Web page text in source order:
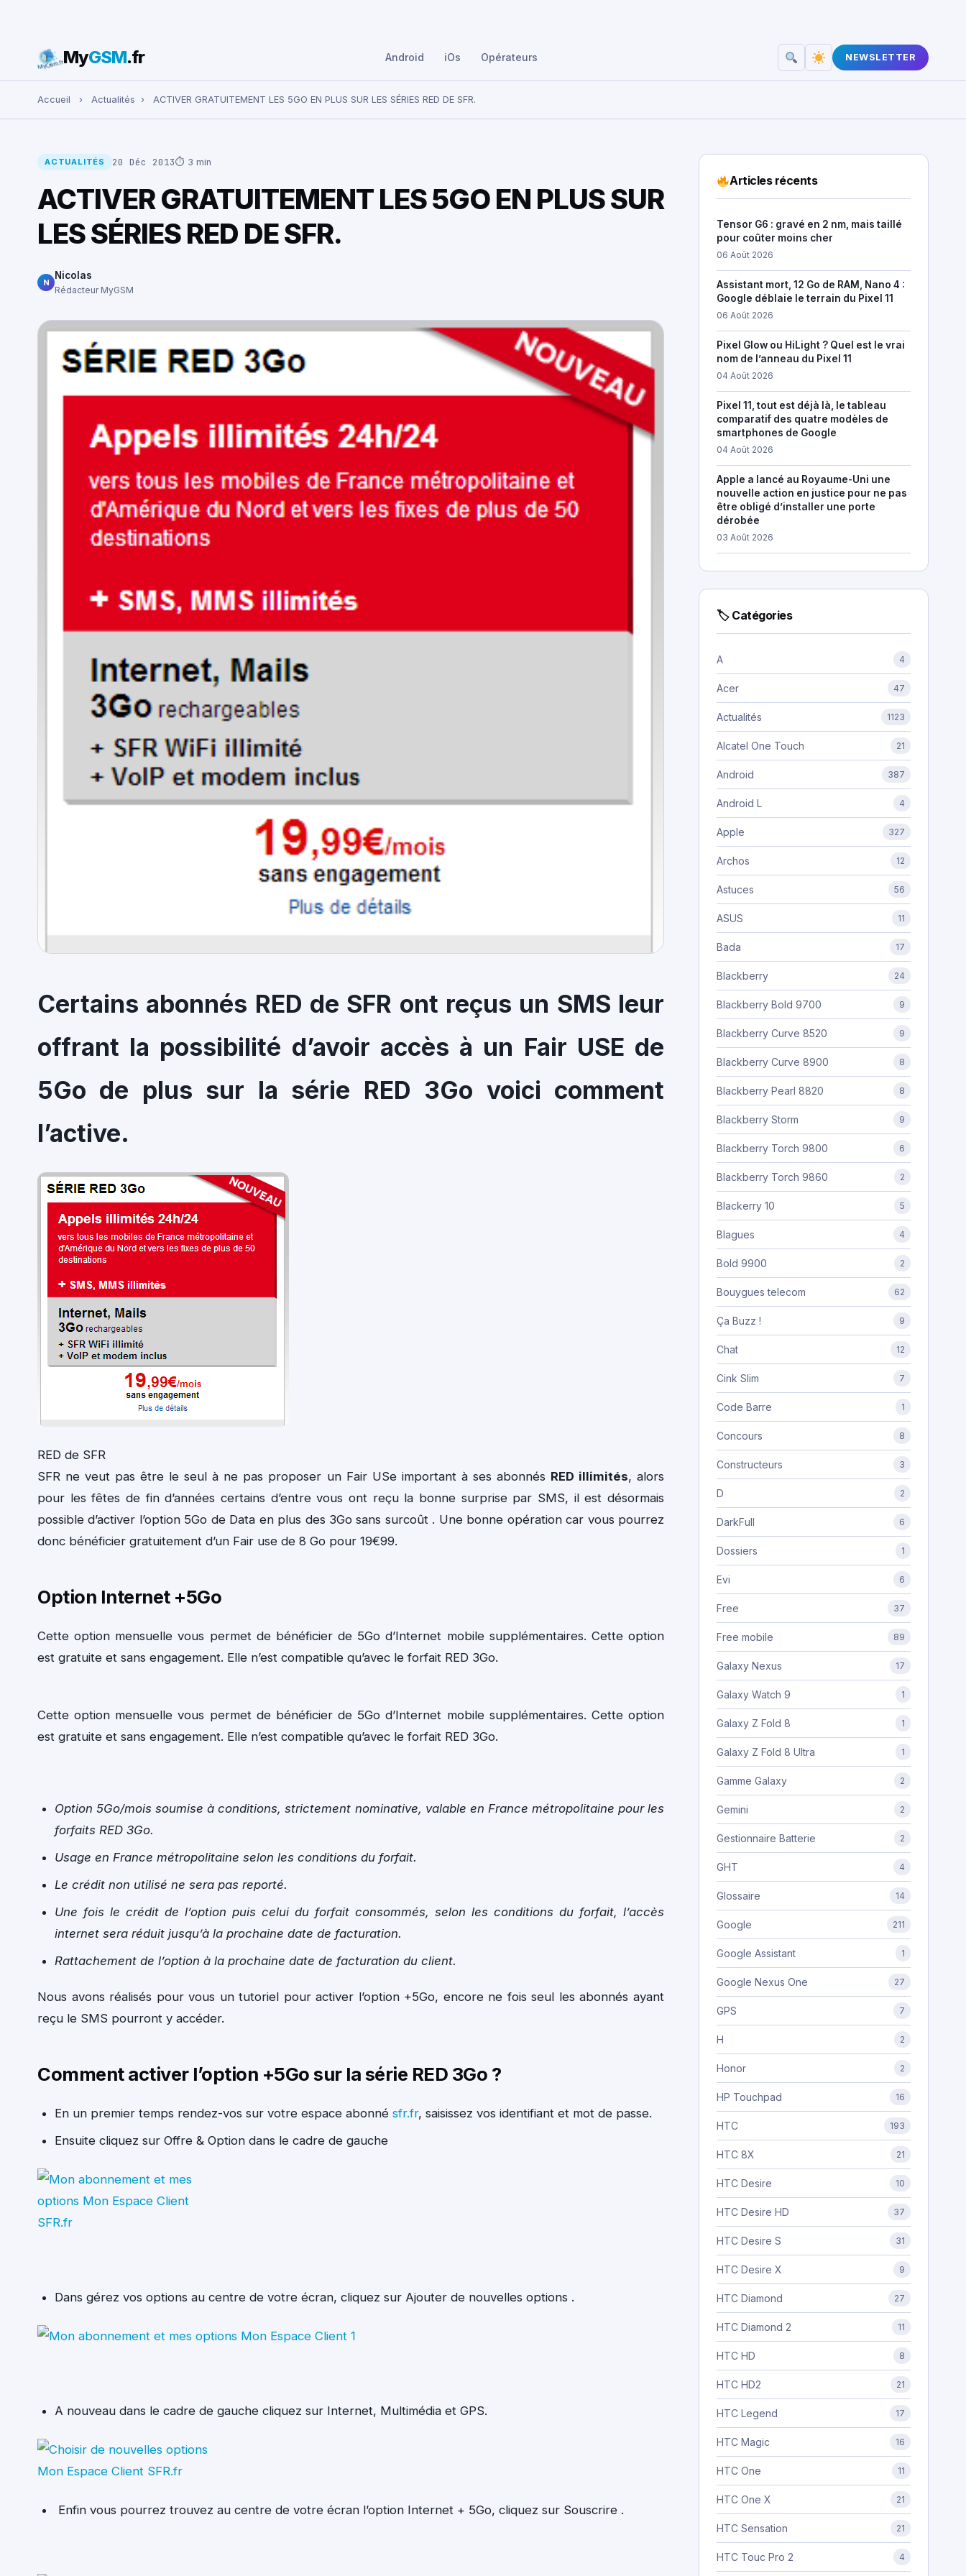
Rechercher :
MyGSM.fr Android iOs Opérateurs NEWSLETTER
Accueil › Actualités › ACTIVER GRATUITEMENT LES 5GO EN PLUS SUR LES SÉRIES RED DE SFR.
ACTUALITÉS 20 Déc 2013⏱ 3 min
ACTIVER GRATUITEMENT LES 5GO EN PLUS SUR
LES SÉRIES RED DE SFR.
N
Nicolas
Rédacteur MyGSM
Certains abonnés RED de SFR ont reçus un SMS leur
offrant la possibilité d’avoir accès à un Fair USE de
5Go de plus sur la série RED 3Go voici comment
l’active.
RED de SFR
SFR ne veut pas être le seul à ne pas proposer un Fair USe important à ses abonnés RED illimités, alors
pour les fêtes de fin d’années certains d’entre vous ont reçu la bonne surprise par SMS, il est désormais
possible d’activer l’option 5Go de Data en plus des 3Go sans surcoût . Une bonne opération car vous pourrez
donc bénéficier gratuitement d’un Fair use de 8 Go pour 19€99.
Option Internet +5Go
Cette option mensuelle vous permet de bénéficier de 5Go d’Internet mobile supplémentaires. Cette option
est gratuite et sans engagement. Elle n’est compatible qu’avec le forfait RED 3Go.
Cette option mensuelle vous permet de bénéficier de 5Go d’Internet mobile supplémentaires. Cette option
est gratuite et sans engagement. Elle n’est compatible qu’avec le forfait RED 3Go.
Option 5Go/mois soumise à conditions, strictement nominative, valable en France métropolitaine pour les
forfaits RED 3Go.
Usage en France métropolitaine selon les conditions du forfait.
Le crédit non utilisé ne sera pas reporté.
Une fois le crédit de l’option puis celui du forfait consommés, selon les conditions du forfait, l’accès
internet sera réduit jusqu’à la prochaine date de facturation.
Rattachement de l’option à la prochaine date de facturation du client.
Nous avons réalisés pour vous un tutoriel pour activer l’option +5Go, encore ne fois seul les abonnés ayant
reçu le SMS pourront y accéder.
Comment activer l’option +5Go sur la série RED 3Go ?
En un premier temps rendez-vos sur votre espace abonné sfr.fr, saisissez vos identifiant et mot de passe.
Ensuite cliquez sur Offre & Option dans le cadre de gauche
Dans gérez vos options au centre de votre écran, cliquez sur Ajouter de nouvelles options .
A nouveau dans le cadre de gauche cliquez sur Internet, Multimédia et GPS.
Enfin vous pourrez trouvez au centre de votre écran l’option Internet + 5Go, cliquez sur Souscrire .
Articles récents
Tensor G6 : gravé en 2 nm, mais taillé
pour coûter moins cher
06 Août 2026
Assistant mort, 12 Go de RAM, Nano 4 :
Google déblaie le terrain du Pixel 11
06 Août 2026
Pixel Glow ou HiLight ? Quel est le vrai
nom de l’anneau du Pixel 11
04 Août 2026
Pixel 11, tout est déjà là, le tableau
comparatif des quatre modèles de
smartphones de Google
04 Août 2026
Apple a lancé au Royaume-Uni une
nouvelle action en justice pour ne pas
être obligé d’installer une porte
dérobée
03 Août 2026
🏷 Catégories
A 4
Acer 47
Actualités 1123
Alcatel One Touch 21
Android 387
Android L 4
Apple 327
Archos 12
Astuces 56
ASUS 11
Bada 17
Blackberry 24
Blackberry Bold 9700 9
Blackberry Curve 8520 9
Blackberry Curve 8900 8
Blackberry Pearl 8820 8
Blackberry Storm 9
Blackberry Torch 9800 6
Blackberry Torch 9860 2
Blackerry 10 5
Blagues 4
Bold 9900 2
Bouygues telecom 62
Ça Buzz ! 9
Chat 12
Cink Slim 7
Code Barre 1
Concours 8
Constructeurs 3
D 2
DarkFull 6
Dossiers 1
Evi 6
Free 37
Free mobile 89
Galaxy Nexus 17
Galaxy Watch 9 1
Galaxy Z Fold 8 1
Galaxy Z Fold 8 Ultra 1
Gamme Galaxy 2
Gemini 2
Gestionnaire Batterie 2
GHT 4
Glossaire 14
Google 211
Google Assistant 1
Google Nexus One 27
GPS 7
H 2
Honor 2
HP Touchpad 16
HTC 193
HTC 8X 21
HTC Desire 10
HTC Desire HD 37
HTC Desire S 31
HTC Desire X 9
HTC Diamond 27
HTC Diamond 2 11
HTC HD 8
HTC HD2 21
HTC Legend 17
HTC Magic 16
HTC One 11
HTC One X 21
HTC Sensation 21
HTC Touc Pro 2 4